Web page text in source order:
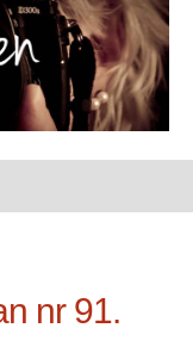
nr 91.